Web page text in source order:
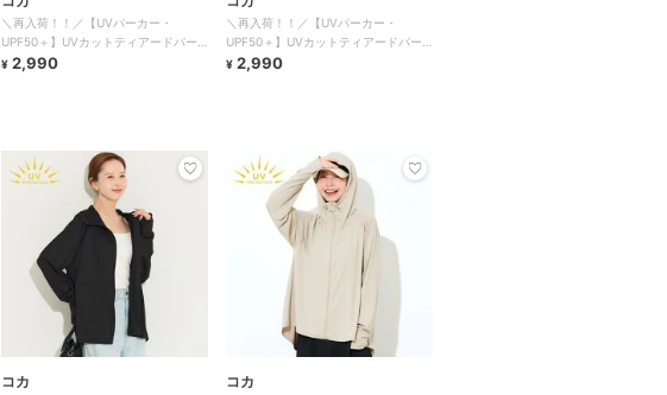
＼再入荷！！／【UVパーカー・
UPF50＋】UVカットティアードパー
カー 全4色
¥ 2,990
＼再入荷！！／【UVパーカー・
UPF50＋】UVカットティアードパー
カー 全4色
¥ 2,990
コカ コカ